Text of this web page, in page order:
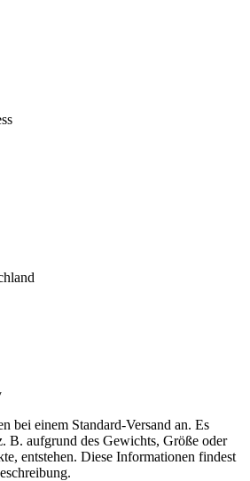
bei einem Standard-Versand an. Es
B. aufgrund des Gewichts, Größe oder
entstehen. Diese Informationen findest